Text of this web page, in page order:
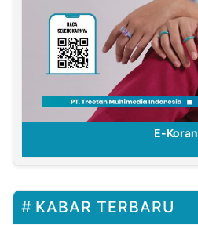
E-Koran
KABAR TERBARU